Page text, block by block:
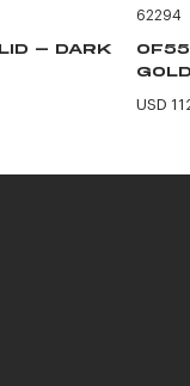
- DARK
62294
USD